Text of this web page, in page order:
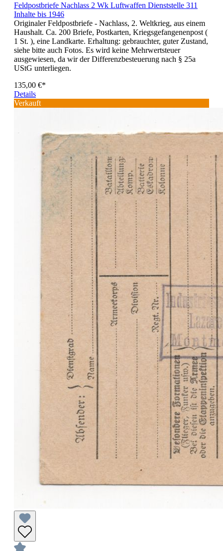
Feldpostbriefe Nachlass 2 Wk Luftwaffen Dienststelle 311
Inhalte bis 1946
Originaler Feldpostbriefe - Nachlass, 2. Weltkrieg, aus einem
Haushalt. Ca. 200 Briefe, Postkarten, Kriegsgefangenenpost (
1 St. ), eine Landkarte. Erhaltung: gebrauchter, guter Zustand,
siehe bitte auch Fotos. Es wird keine Mehrwertsteuer
ausgewiesen, da wir der Differenzbesteuerung nach § 25a
UStG unterliegen.
135,00 €*
Details
Verkauft